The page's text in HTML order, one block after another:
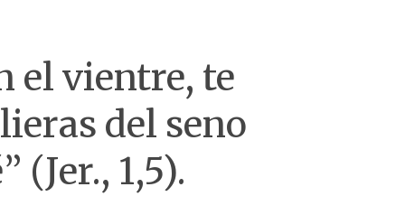
el vientre, te
del seno
” (Jer., 1,5).